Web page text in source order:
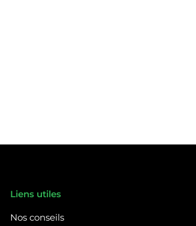
Liens utiles
Nos conseils